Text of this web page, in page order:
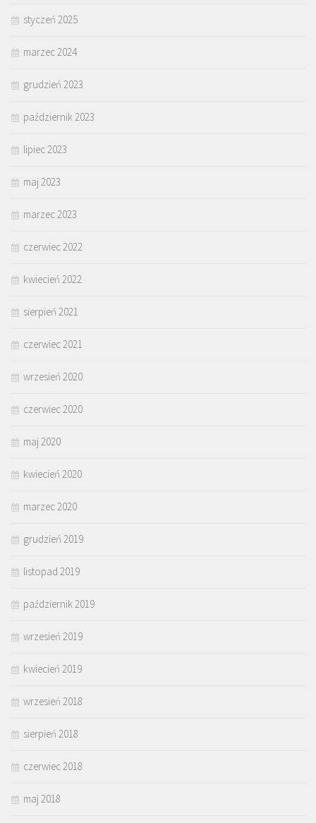
styczeń 2025
marzec 2024
grudzień 2023
październik 2023
lipiec 2023
maj 2023
marzec 2023
czerwiec 2022
kwiecień 2022
sierpień 2021
czerwiec 2021
wrzesień 2020
czerwiec 2020
maj 2020
kwiecień 2020
marzec 2020
grudzień 2019
listopad 2019
październik 2019
wrzesień 2019
kwiecień 2019
wrzesień 2018
sierpień 2018
czerwiec 2018
maj 2018